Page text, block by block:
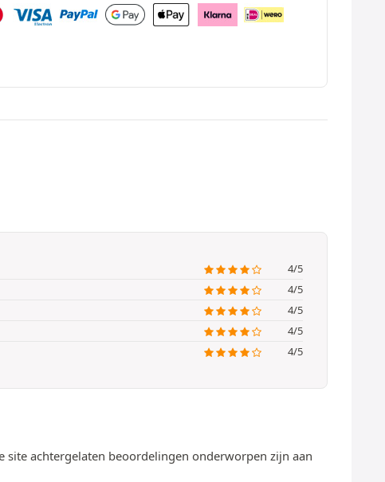
4/5
4/5
4/5
4/5
4/5
achtergelaten beoordelingen onderworpen zijn aan